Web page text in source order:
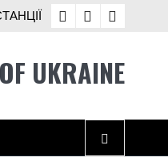
UKRAINE